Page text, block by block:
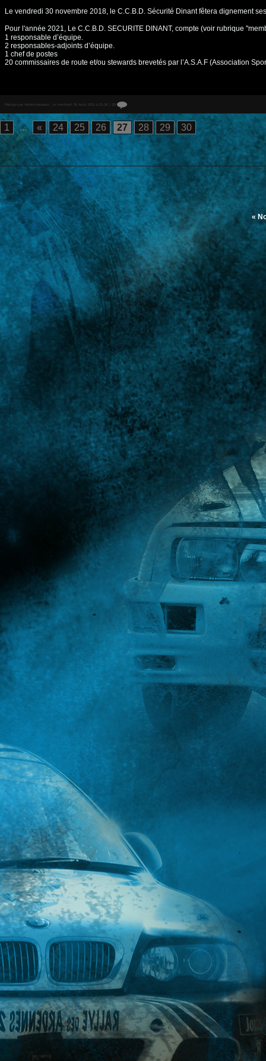
Le vendredi 30 novembre 2018, le C.C.B.D. Sécurité Dinant fêtera dignement
Pour l'année 2021, Le C.C.B.D. SECURITE DINANT, compte (voir rubrique
1 responsable d’équipe.
2 responsables-adjoints d’équipe.
1 chef de postes
20 commissaires de route et/ou stewards brevetés par l’A.S.A.F (Association
Rédigé par Administrateur . le Vendredi 26 Août 2011 à 21:38 |{0}
1 ... « 24 25 26 27 28 29 30
«